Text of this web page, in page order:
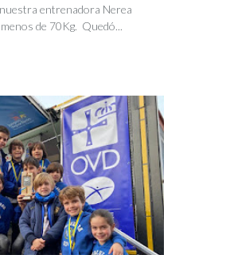
entrenadora Nerea
de 70Kg. Quedó...